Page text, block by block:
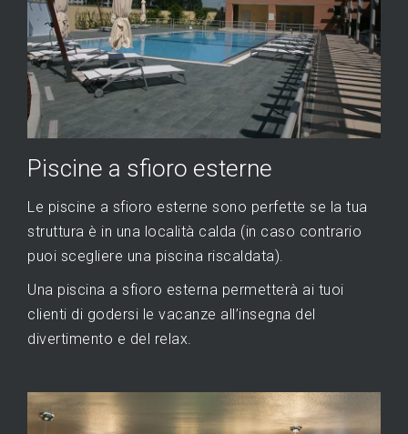
Piscine a sfioro esterne
Le piscine a sfioro esterne sono perfette se la tua
struttura è in una località calda (in caso contrario
puoi scegliere una piscina riscaldata).
Una piscina a sfioro esterna permetterà ai tuoi
clienti di godersi le vacanze all’insegna del
divertimento e del relax.